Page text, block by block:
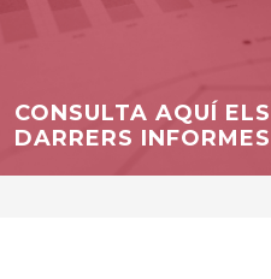
CONSULTA AQUÍ ELS
DARRERS INFORMES